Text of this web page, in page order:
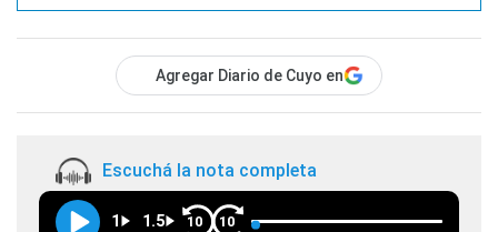
Agregar Diario de Cuyo en
Escuchá la nota completa
1 1.5 10 10